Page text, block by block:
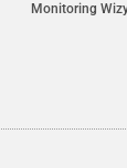
Monitoring